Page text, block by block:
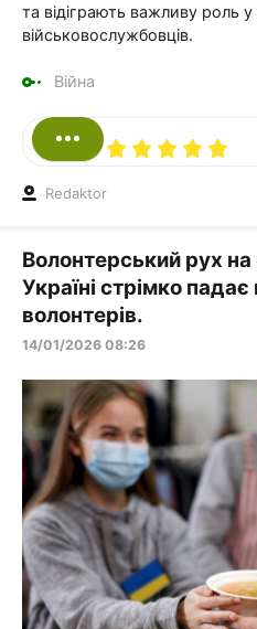
та відіграють важливу роль
військовослужбовців.
Війна
Redaktor
Волонтерський рух
Україні стрімко падає
волонтерів.
14/01/2026 08:26